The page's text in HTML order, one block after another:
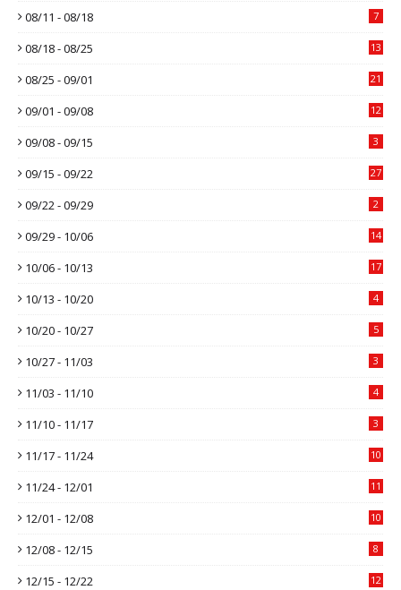
08/11 - 08/18 7
08/18 - 08/25 13
08/25 - 09/01 21
09/01 - 09/08 12
09/08 - 09/15 3
09/15 - 09/22 27
09/22 - 09/29 2
09/29 - 10/06 14
10/06 - 10/13 17
10/13 - 10/20 4
10/20 - 10/27 5
10/27 - 11/03 3
11/03 - 11/10 4
11/10 - 11/17 3
11/17 - 11/24 10
11/24 - 12/01 11
12/01 - 12/08 10
12/08 - 12/15 8
12/15 - 12/22 12